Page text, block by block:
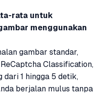
rata untuk
menggunakan
gambar standar,
Classification,
1 hingga 5 detik,
berjalan mulus tanpa